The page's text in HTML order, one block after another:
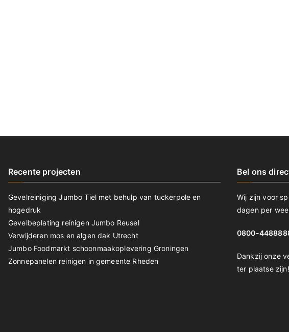
Recente projecten
Gevelreiniging Jumbo Tiel met behulp van tuckerpole en
hogedruk
Gevelbeplating reinigen Jumbo Reusel
Verwijderen mos en algen dak Utrecht
Jumbo Foodmarkt schoonmaakoplevering Groningen
Zonnepanelen reinigen in gemeente Rheden
Bel ons
Wij zijn voor
dagen per
0800-
Dankzij onze
ter plaatse zijn!